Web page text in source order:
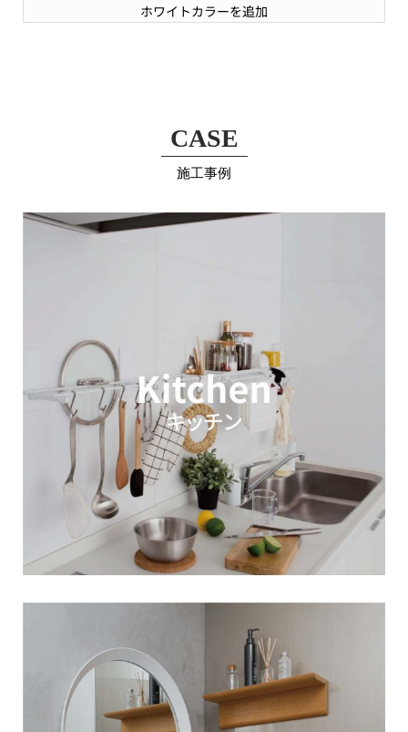
ホワイトカラーを追加
CASE
施工事例